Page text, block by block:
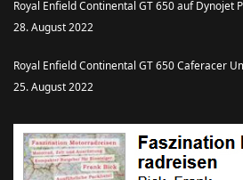
Royal Enfield Continental GT 650 auf Dynojet
28. August 2022
Royal Enfield Continental GT 650 Caferacer
25. August 2022